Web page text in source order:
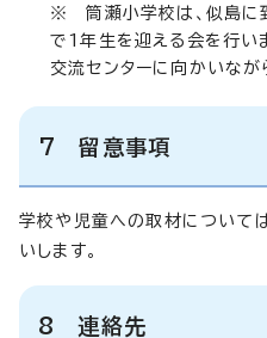
※ 筒瀬小学校は、似島に
で1年生を迎える会を行い
交流センターに向かいなが
7 留意事項
学校や児童への取材について
いします。
8 連絡先